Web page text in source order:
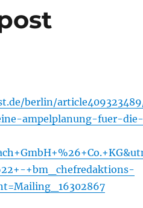
berlin/
ampelplanung-fuer-
+bm_chefredaktions-